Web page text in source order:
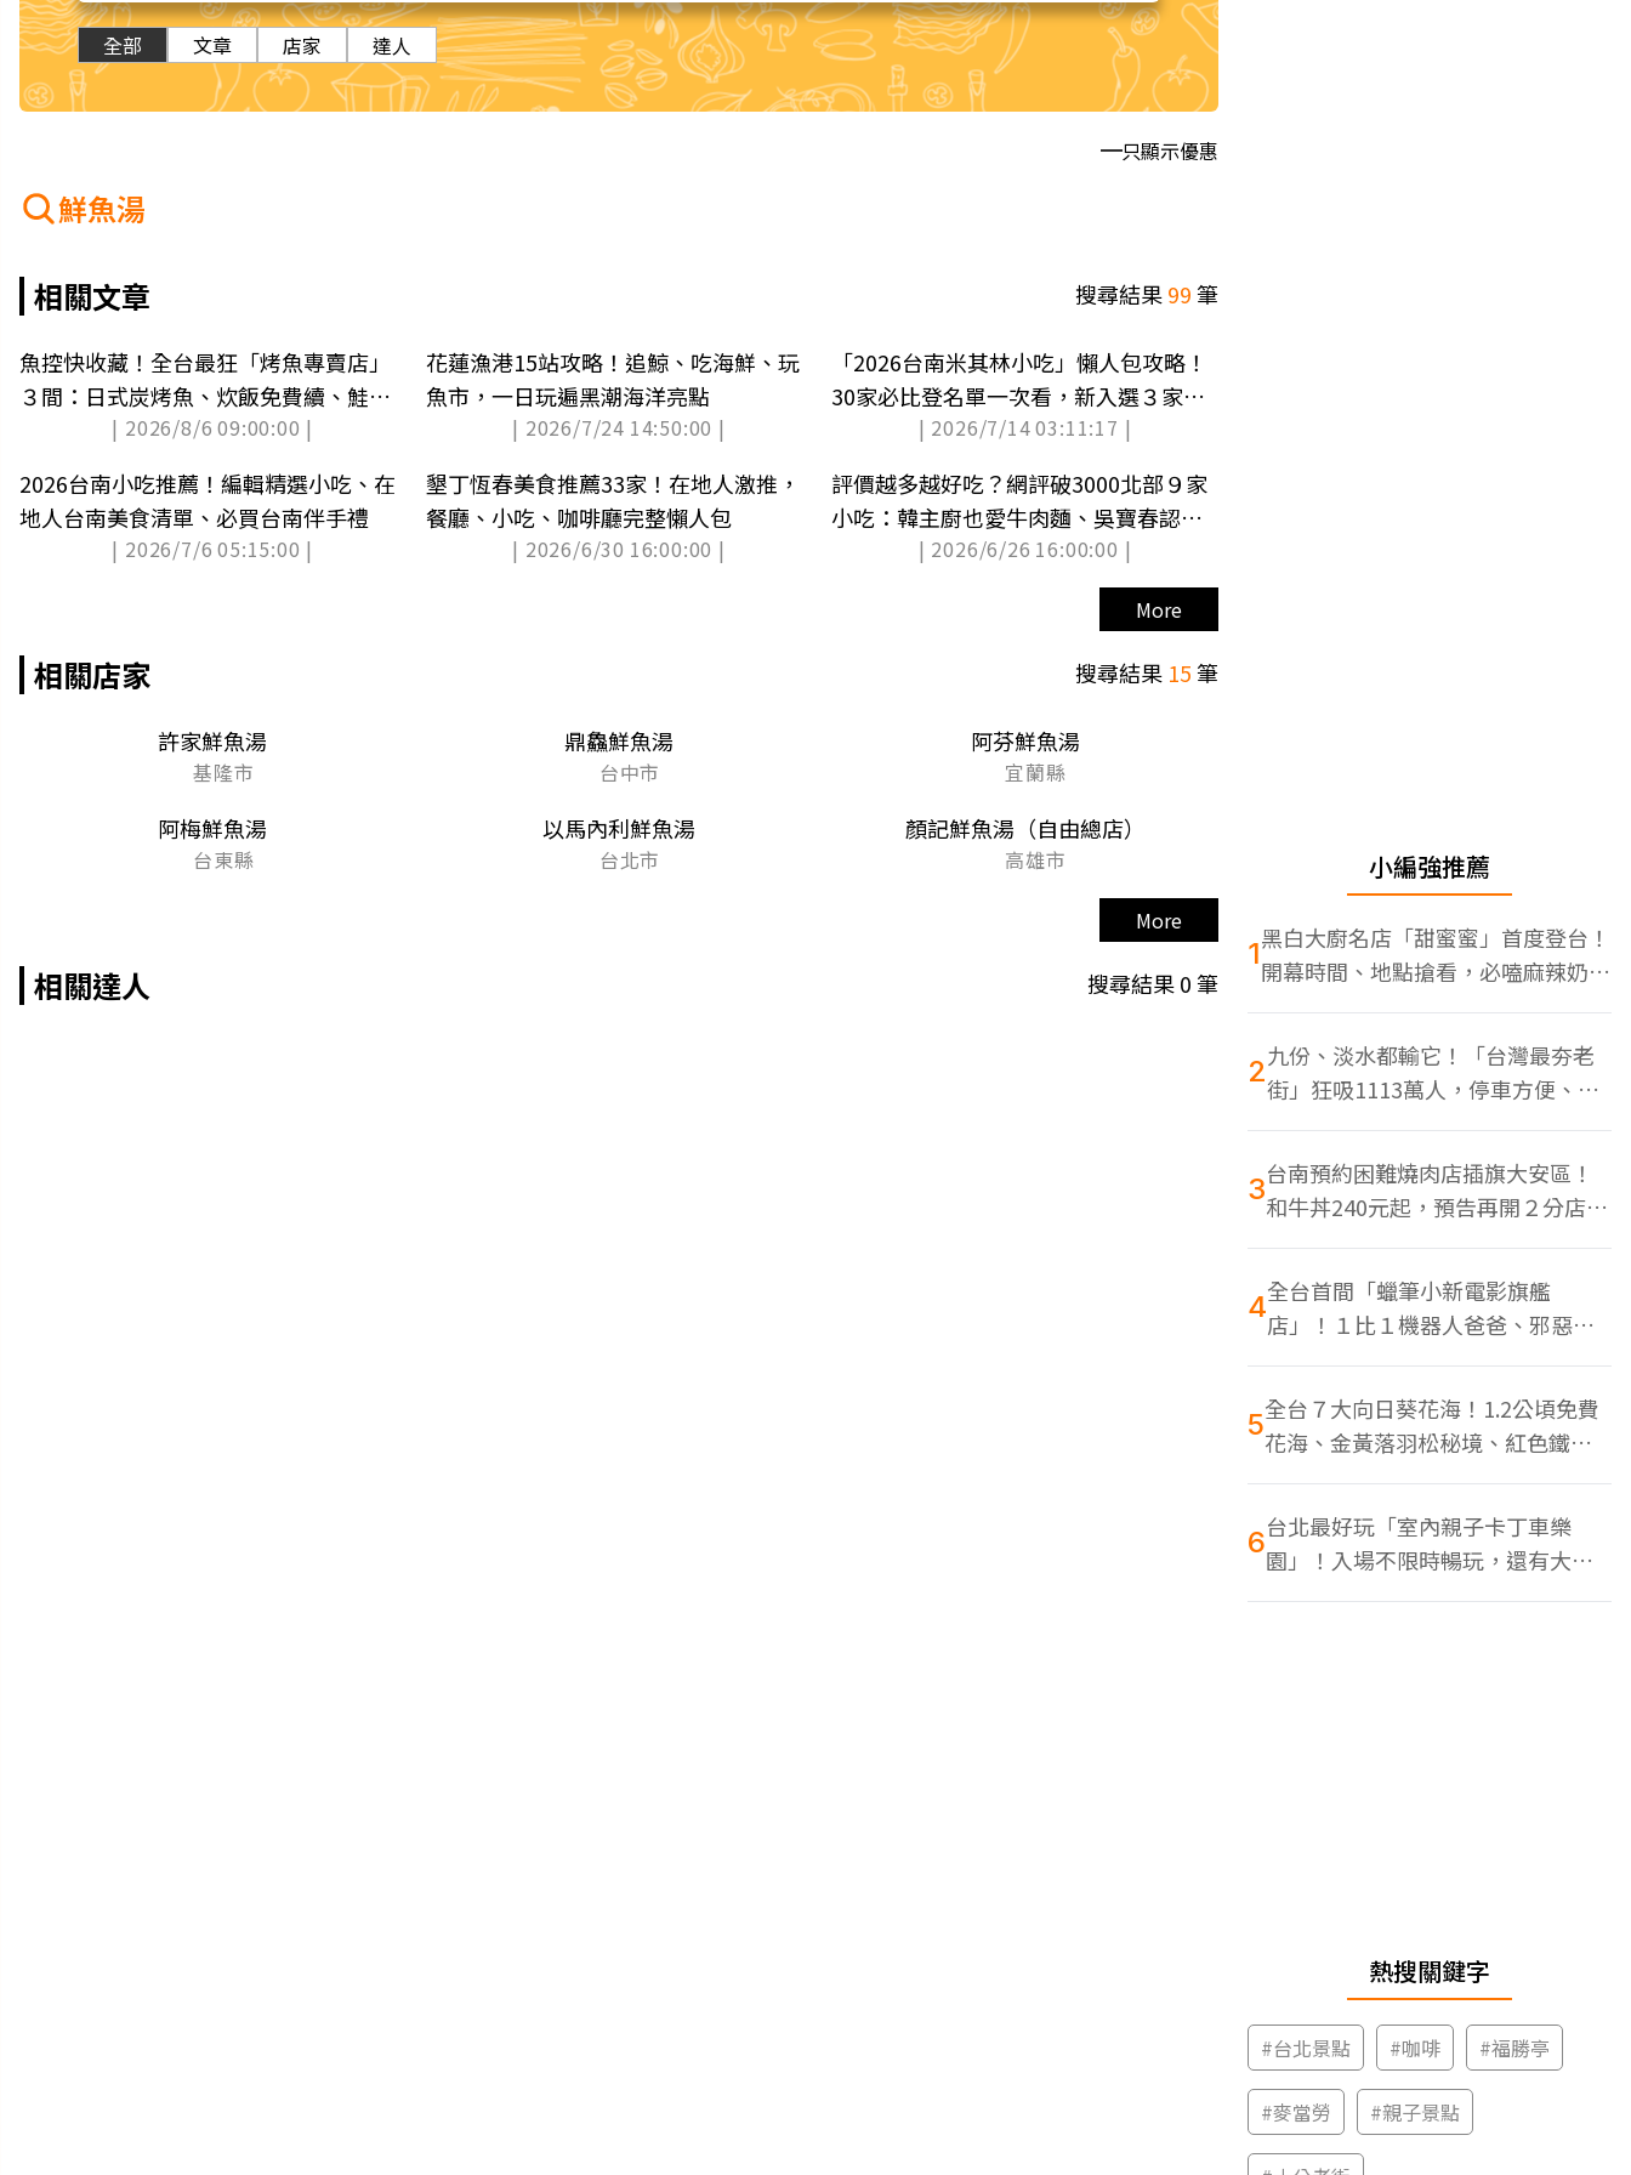
全部 文章 店家 達人
只顯示優惠
鮮魚湯
相關文章 搜尋結果99筆
魚控快收藏！全台最狂「烤魚專賣店」
３間：日式炭烤魚、炊飯免費續、鮭魚
| 2026/8/6 09:00:00 |
花蓮漁港15站攻略！追鯨、吃海鮮、玩
魚市，一日玩遍黑潮海洋亮點
| 2026/7/24 14:50:00 |
「2026台南米其林小吃」懶人包攻略！
30家必比登名單一次看，新入選３家必
| 2026/7/14 03:11:17 |
2026台南小吃推薦！編輯精選小吃、在
地人台南美食清單、必買台南伴手禮
| 2026/7/6 05:15:00 |
墾丁恆春美食推薦33家！在地人激推，
餐廳、小吃、咖啡廳完整懶人包
| 2026/6/30 16:00:00 |
評價越多越好吃？網評破3000北部９家
小吃：韓主廚也愛牛肉麵、吳寶春認證
| 2026/6/26 16:00:00 |
More
相關店家 搜尋結果 15筆
許家鮮魚湯
基隆市
鼎鱻鮮魚湯
台中市
阿芬鮮魚湯
宜蘭縣
阿梅鮮魚湯
台東縣
以馬內利鮮魚湯
台北市
顏記鮮魚湯（自由總店）
高雄市
More
相關達人 搜尋結果0筆
小編強推薦
1黑白大廚名店「甜蜜蜜」首度登台！
開幕時間、地點搶看，必嗑麻辣奶油
蝦
2九份、淡水都輸它！「台灣最夯老
街」狂吸1113萬人，停車方便、特
色美食多
3台南預約困難燒肉店插旗大安區！
和牛丼240元起，預告再開２分店、
地點曝光
4全台首間「蠟筆小新電影旗艦
店」！１比１機器人爸爸、邪惡正
男，百款周邊買翻
5全台７大向日葵花海！1.2公頃免費
花海、金黃落羽松秘境、紅色鐵橋
同框
6台北最好玩「室內親子卡丁車樂
園」！入場不限時暢玩，還有大螢
幕Switch遊戲區
熱搜關鍵字
#台北景點 #咖啡 #福勝亭
#麥當勞 #親子景點